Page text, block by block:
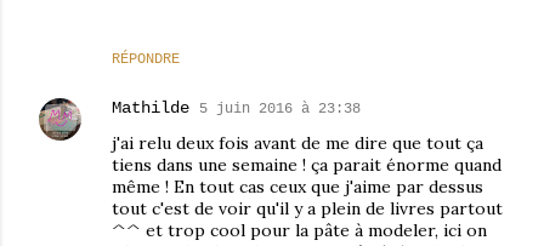
RÉPONDRE
Mathilde 5 juin 2016 à 23:38
j'ai relu deux fois avant de me dire que tout ça
tiens dans une semaine ! ça parait énorme quand
même ! En tout cas ceux que j'aime par dessus
tout c'est de voir qu'il y a plein de livres partout
^^ et trop cool pour la pâte à modeler, ici on